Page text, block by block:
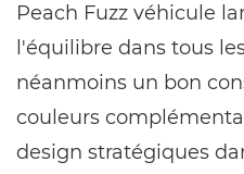
Peach Fuzz véhicule
l'équilibre dans tous
néanmoins un bon
couleurs
design stratégiques